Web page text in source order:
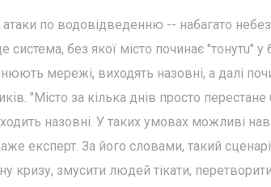
по водовідведенню -- набагато
без якої місто починає "тонутu"
мережі, виходять назовні, а далі
"Місто за кілька днів просто
назовні. У таких умовах можливі
експерт. За його словами, такий
кризу, змусити людей тікати,